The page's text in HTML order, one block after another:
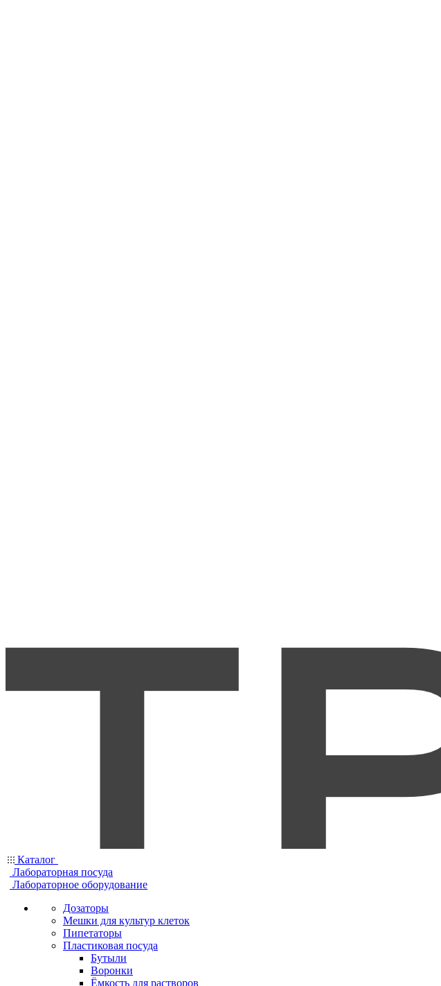
Каталог
Лабораторная посуда
Лабораторное оборудование
Дозаторы
Мешки для культур клеток
Пипетаторы
Пластиковая посуда
Бутыли
Воронки
Ёмкость для растворов